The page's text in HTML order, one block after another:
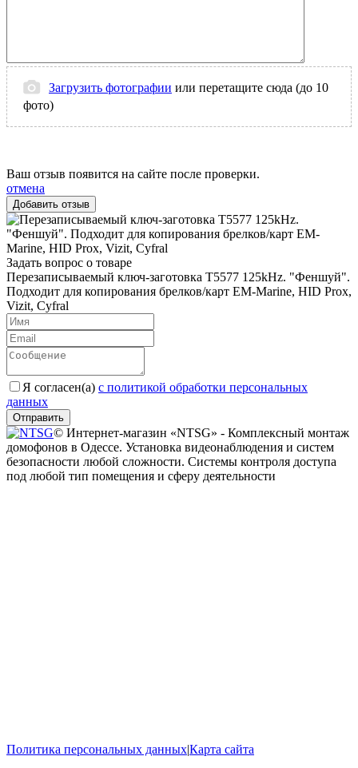
Загрузить фотографии или перетащите сюда (до 10
фото)
Ваш отзыв появится на сайте после проверки.
отмена
Задать вопрос о товаре
Перезаписываемый ключ-заготовка T5577 125kHz. "Феншуй".
Подходит для копирования брелков/карт EM-Marine, HID Prox,
Vizit, Cyfral
Я согласен(a) с политикой обработки персональных
данных
Отправить
© Интернет-магазин «NTSG» - Комплексный монтаж
домофонов в Одессе. Установка видеонаблюдения и систем
безопасности любой сложности. Системы контроля доступа
под любой тип помещения и сферу деятельности
Политика персональных данных|Карта сайта